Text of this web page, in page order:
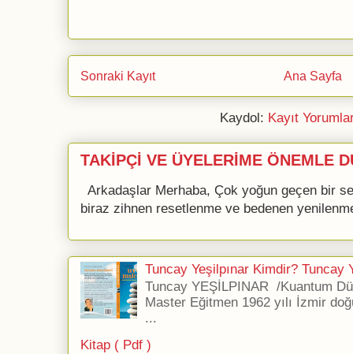
Sonraki Kayıt Ana Sayfa
Kaydol: Kayıt
TAKİPÇİ VE ÜYELERİME ÖNEMLE
Arkadaşlar Merhaba, Çok yoğun geçen bir
biraz zihnen resetlenme ve bedenen
Tuncay Yeşilpınar Kimdir? Tuncay
Tuncay YEŞİLPINAR /Kuantum
Master Eğitmen 1962 yılı İzmir
...
Kitap ( Pdf )